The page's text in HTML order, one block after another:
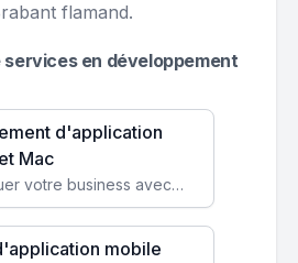
flamand.
en développement
d'application
Mac
Faites évoluer votre business avec des solutions logicielles personnalisées, parfaitement adaptées à vos besoins spécifiques.
mobile